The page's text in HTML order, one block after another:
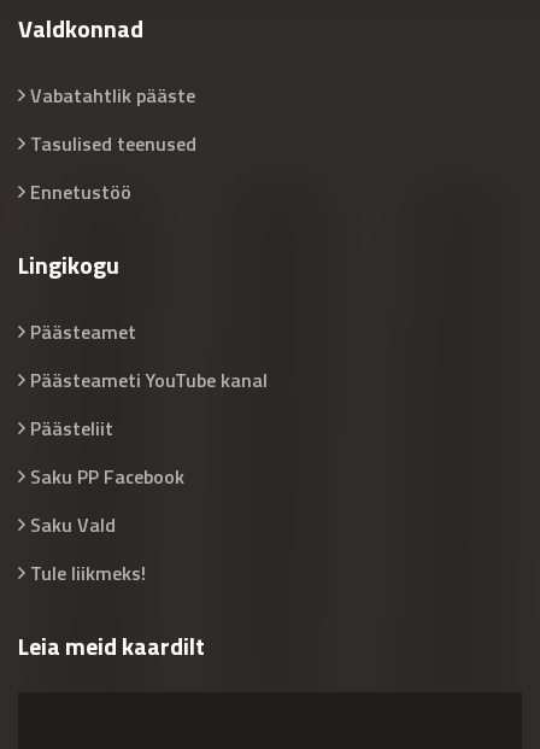
Valdkonnad
Vabatahtlik pääste
Tasulised teenused
Ennetustöö
Lingikogu
Päästeamet
Päästeameti YouTube kanal
Päästeliit
Saku PP Facebook
Saku Vald
Tule liikmeks!
Leia meid kaardilt